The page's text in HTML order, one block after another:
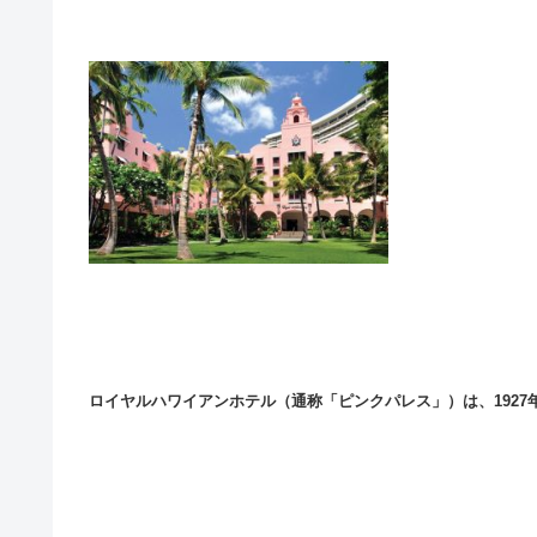
ロイヤルハワイアンホテル（通称「ピンクパレス」）は、1927